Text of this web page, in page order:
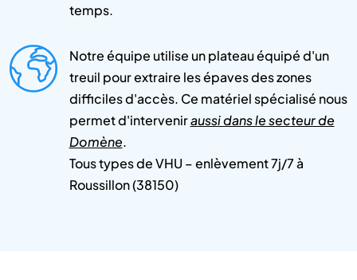
temps.
Notre équipe utilise un plateau équipé d'un
treuil pour extraire les épaves des zones
difficiles d'accès. Ce matériel spécialisé nous
permet d'interveniraussi dans le secteur de
Domène.
Tous types de VHU – enlèvement 7j/7 à
Roussillon (38150)